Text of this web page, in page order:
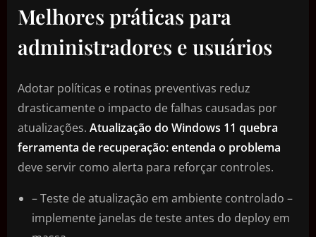
Melhores práticas para
administradores e usuários
Adotar políticas e rotinas preventivas reduz
drasticamente o impacto de falhas causadas por
atualizações. Atualização do Windows 11 quebra
ferramenta de recuperação: entenda o problema
deve servir como alerta para reforçar controles.
– Teste de atualização em ambiente controlado –
implemente janelas de teste antes do deploy em